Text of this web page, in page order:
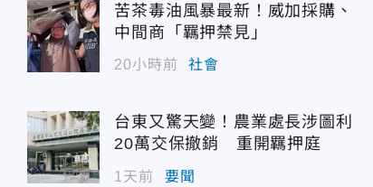
苦茶毒油風暴最新！威加採購、
中間商「羈押禁見」
20小時前 社會
台東又驚天變！農業處長涉圖利
20萬交保撤銷 重開羈押庭
1天前 要聞